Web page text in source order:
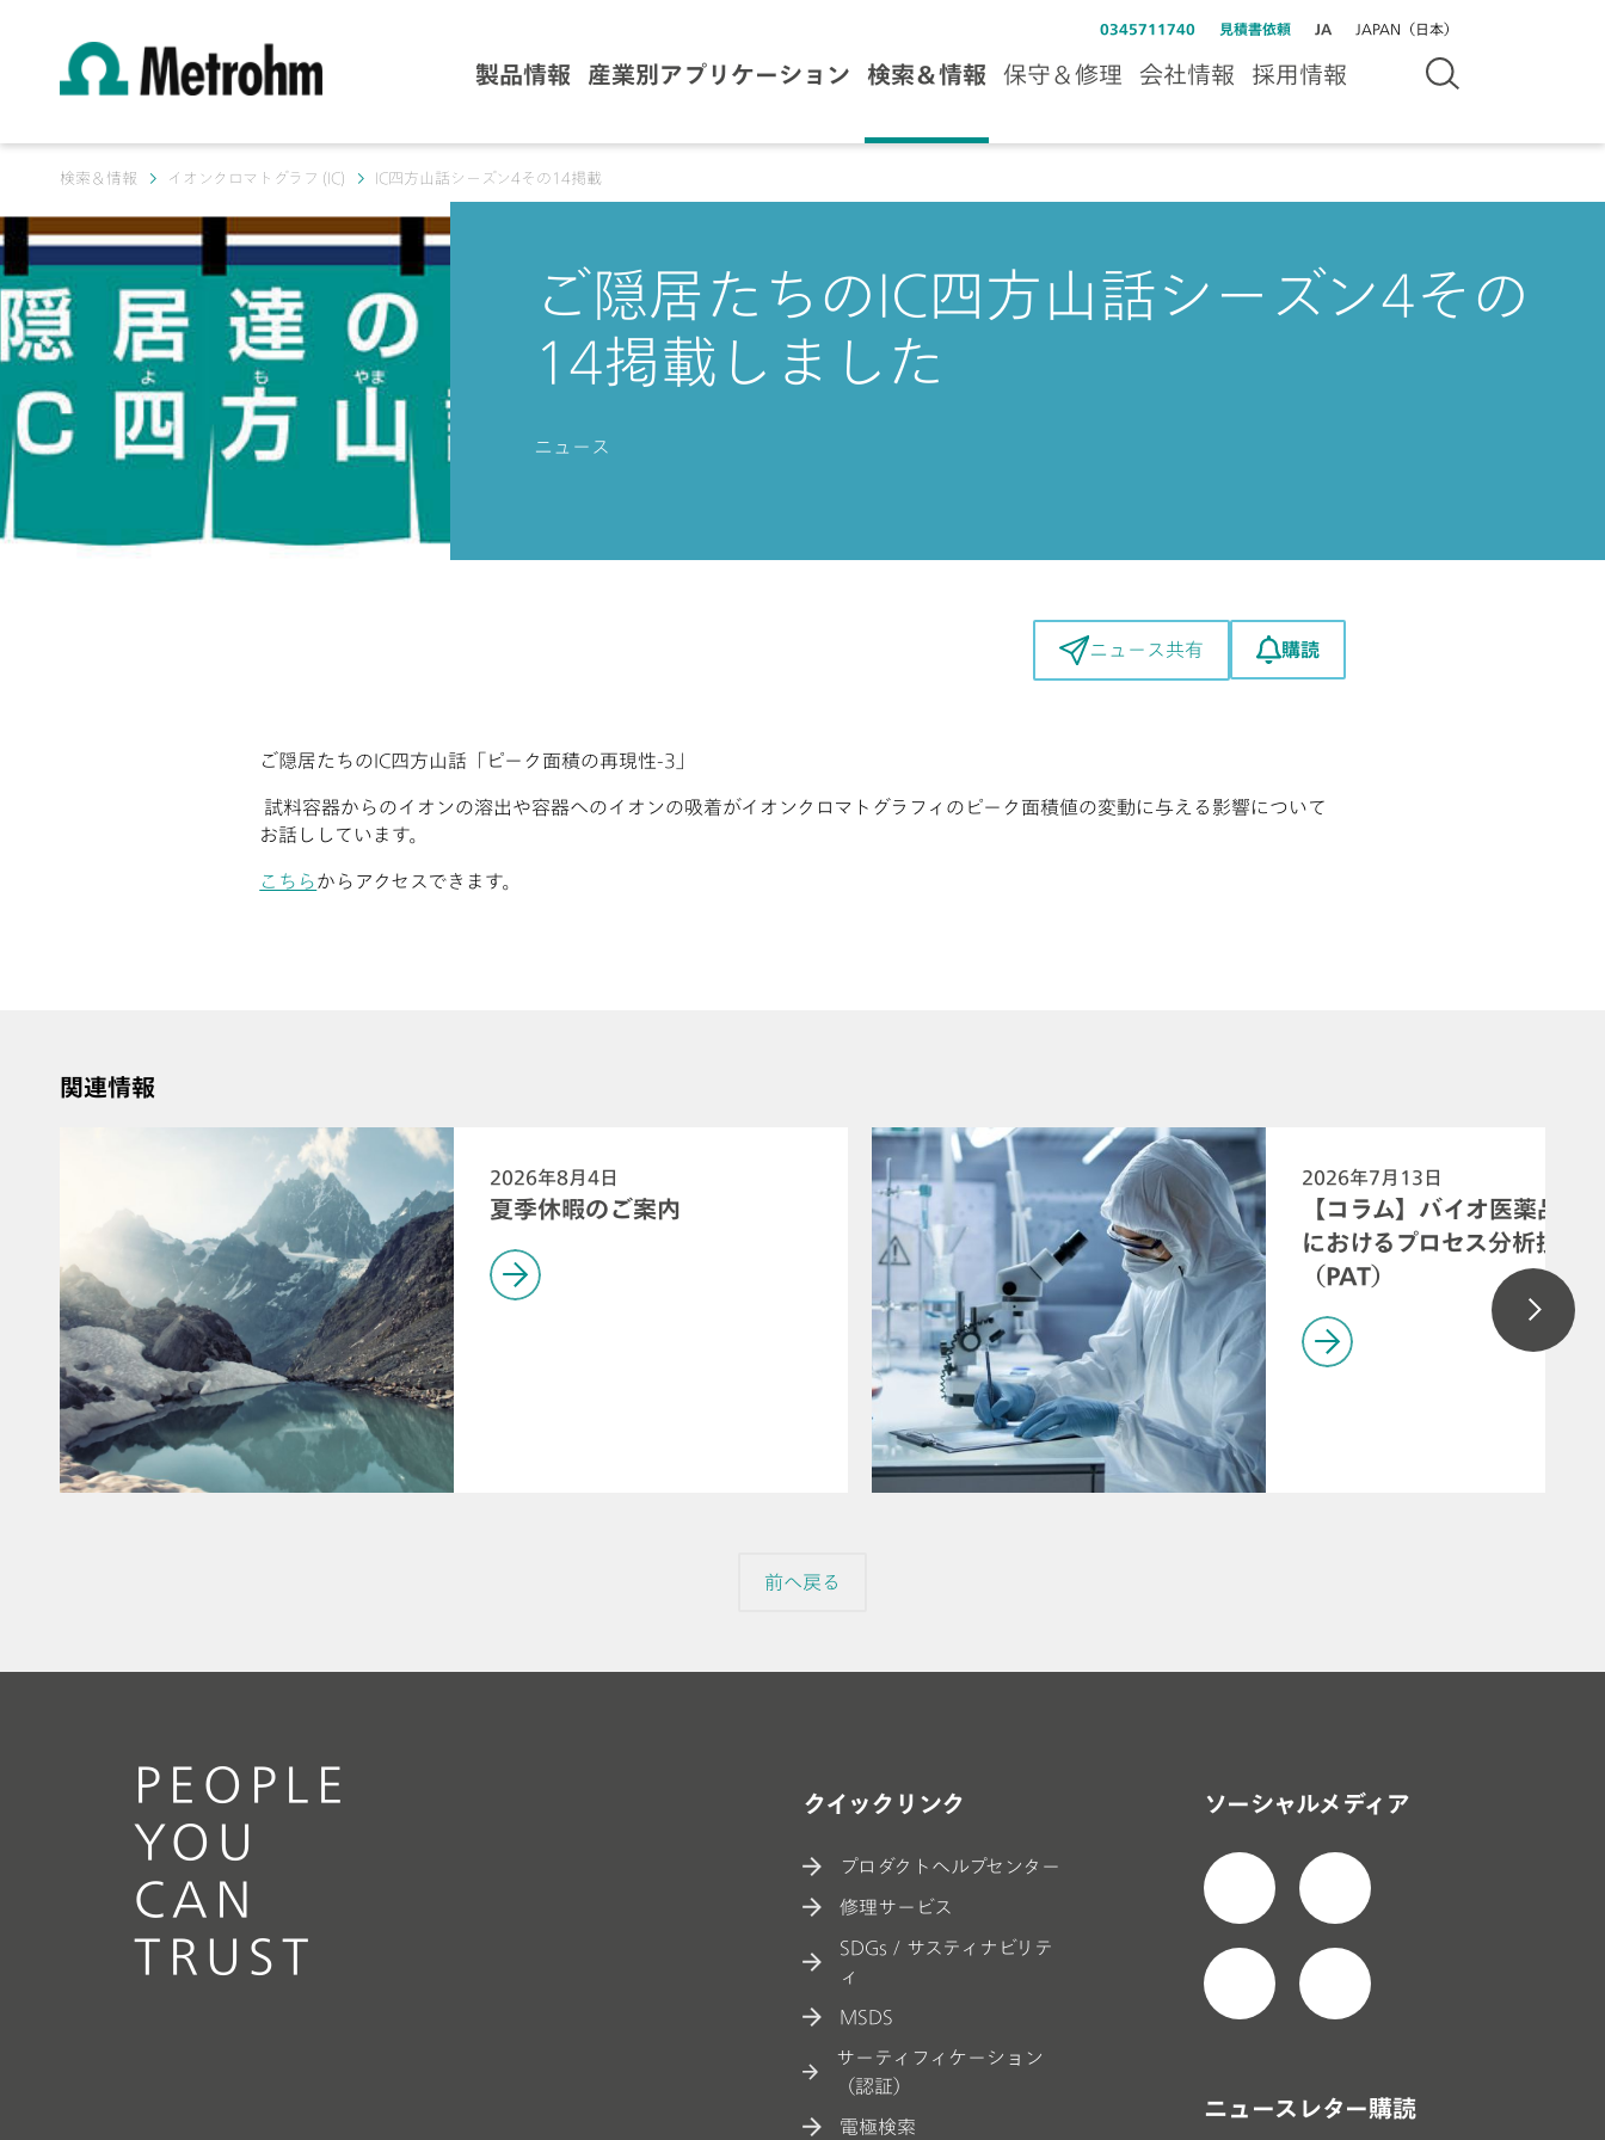
0345711740 見積書依頼 JA JAPAN（日本）
製品情報 産業別アプリケーション 検索＆情報 保守＆修理 会社情報 採用情報
検索＆情報 イオンクロマトグラフ (IC) IC四方山話シーズン4その14掲載
ご隠居たちのIC四方山話シーズン4その
14掲載しました
ニュース
ニュース共有 購読
ご隠居たちのIC四方山話「ピーク面積の再現性-3」
試料容器からのイオンの溶出や容器へのイオンの吸着がイオンクロマトグラフィのピーク面積値の変動に与える影響について
お話ししています。
こちらからアクセスできます。
関連情報
2026年8月4日
夏季休暇のご案内
2026年7月13日
【コラム】バイオ医薬品製
におけるプロセス分析技術
（PAT）
前へ戻る
PEOPLE
YOU
CAN
TRUST
クイックリンク
プロダクトヘルプセンター
修理サービス
SDGs / サスティナビリテ
ィ
MSDS
サーティフィケーション
（認証）
電極検索
ソーシャルメディア
ニュースレター購読